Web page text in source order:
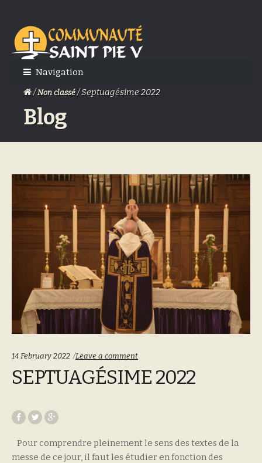
Skip
to
navigation
Skip
to
content
Navigation
/Non classé/ Septuagésime 2022
Blog
14 February 2022 Leave a comment
SEPTUAGÉSIME 2022
Pour comprendre pleinement le sens des textes de la
messe de ce jour, il faut les étudier en fonction des